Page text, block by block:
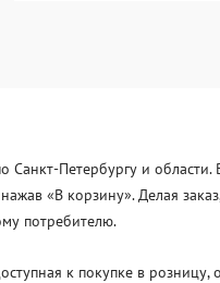
Петербургу и
«В корзину». Делая
потребителю.
к покупке в розницу,